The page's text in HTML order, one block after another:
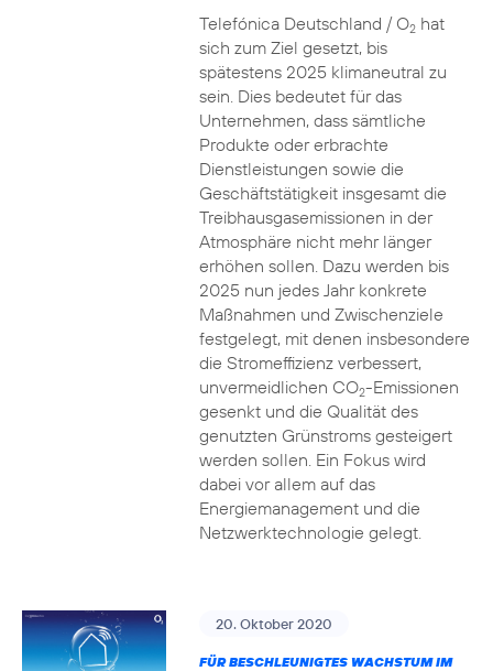
Telefónica Deutschland / O2hat
sich zum Ziel gesetzt, bis
spätestens 2025 klimaneutral zu
sein. Dies bedeutet für das
Unternehmen, dass sämtliche
Produkte oder erbrachte
Dienstleistungen sowie die
Geschäftstätigkeit insgesamt die
Treibhausgasemissionen in der
Atmosphäre nicht mehr länger
erhöhen sollen. Dazu werden bis
2025 nun jedes Jahr konkrete
Maßnahmen und Zwischenziele
festgelegt, mit denen insbesondere
die Stromeffizienz verbessert,
unvermeidlichen CO2-Emissionen
gesenkt und die Qualität des
genutzten Grünstroms gesteigert
werden sollen. Ein Fokus wird
dabei vor allem auf das
Energiemanagement und die
Netzwerktechnologie gelegt.
20. Oktober 2020
FÜR BESCHLEUNIGTES WACHSTUM IM